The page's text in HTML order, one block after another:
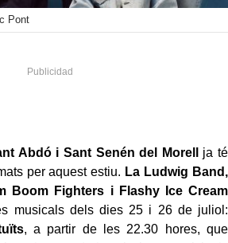
Pont
Abdó i Sant Senén del Morell
ja té
per aquest estiu. La Ludwig Band,
Boom Fighters i Flashy Ice Cream
musicals dels dies 25 i 26 de juliol:
, a partir de les 22.30 hores, que